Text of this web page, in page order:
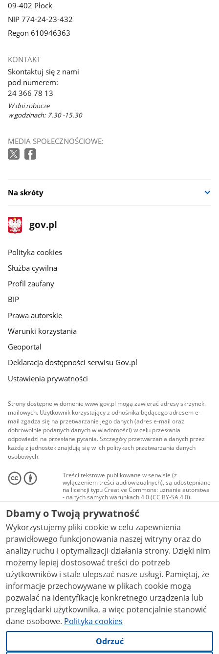
09-402 Płock
NIP 774-24-23-432
Regon 610946363
KONTAKT
Skontaktuj się z nami
pod numerem:
24 366 78 13
W dni robocze
w godzinach: 7.30 -15.30
MEDIA SPOŁECZNOŚCIOWE:
Na skróty
stopka
gov.pl
Strona
gov.pl
gov.pl
Polityka cookies
Służba cywilna
Profil zaufany
BIP
Prawa autorskie
Warunki korzystania
Geoportal
Deklaracja dostępności serwisu Gov.pl
Ustawienia prywatności
Strony dostępne w domenie www.gov.pl mogą zawierać adresy skrzynek
mailowych. Użytkownik korzystający z odnośnika będącego adresem e-
mail zgadza się na przetwarzanie jego danych (adres e-mail oraz
dobrowolnie podanych danych w wiadomości) w celu przesłania
odpowiedzi na przesłane pytania. Szczegóły przetwarzania danych przez
każdą z jednostek znajdują się w ich politykach przetwarzania danych
osobowych.
Treści tekstowe publikowane w serwisie (z
wyłączeniem treści audiowizualnych), są udostępniane
na licencji typu Creative Commons: uznanie autorstwa
- na tych samych warunkach 4.0 (CC BY-SA 4.0).
Materiały audiowizualne, w tym zdjęcia, materiały
audio i wideo, są udostępniane na licencji typu
Creative Commons: uznanie autorstwa użycie
niekomercyjne - bez utworów zależnych 4.0 (CC BY-
NC-ND 4.0), o ile nie jest to stwierdzone inaczej.
Dbamy o Twoją prywatność
Wykorzystujemy pliki cookie w celu zapewnienia
prawidłowego funkcjonowania naszej witryny oraz do
analizy ruchu i optymalizacji działania strony. Dzięki nim
możemy lepiej dostosować treści do potrzeb
użytkowników i stale ulepszać nasze usługi. Pamiętaj, że
informacje przechowywane w plikach cookie mogą
pozwalać na identyfikację konkretnego urządzenia lub
przeglądarki użytkownika, a więc potencjalnie stanowić
dane osobowe. Polityka cookies
Odrzuć